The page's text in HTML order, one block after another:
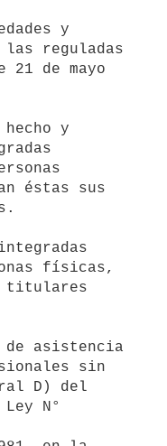
reguladas
21 de mayo
éstas sus
físicas,
sin
N°